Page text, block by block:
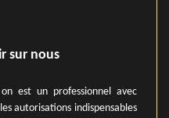
sur nous
est un professionnel avec
autorisations indispensables